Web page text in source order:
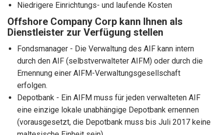
Niedrigere Einrichtungs- und laufende Kosten
Offshore Company Corp kann Ihnen als
Dienstleister zur Verfügung stellen
Fondsmanager - Die Verwaltung des AIF kann intern
durch den AIF (selbstverwalteter AIFM) oder durch die
Ernennung einer AIFM-Verwaltungsgesellschaft
erfolgen.
Depotbank - Ein AIFM muss für jeden verwalteten AIF
eine einzige lokale unabhängige Depotbank ernennen
(vorausgesetzt, die Depotbank muss bis Juli 2017 keine